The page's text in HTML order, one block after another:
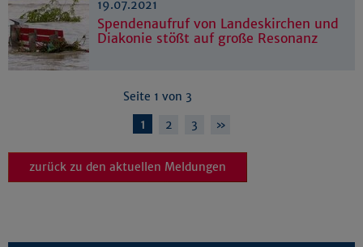
19.07.2021
Spendenaufruf von Landeskirchen und
Diakonie stößt auf große Resonanz
Seite 1 von 3
1 2 3 »
zurück zu den aktuellen Meldungen